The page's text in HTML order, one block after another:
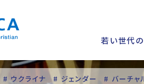
若い世代
# ウクライナ # ジェンダー # バーチャ